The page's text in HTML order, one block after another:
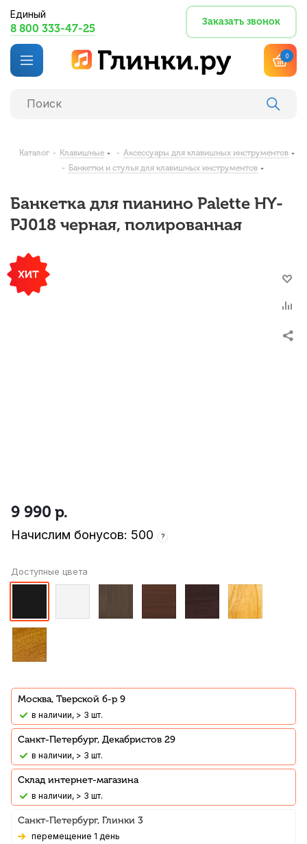
Единый
8 800 333-47-25
Заказать звонок
0
Каталог - Клавишные - Аксессуары для клавишных инструментов
- Банкетки и стулья для клавишных инструментов
Банкетка для пианино Palette HY-
PJ018 черная, полированная
9 990 р.
Начислим бонусов: 500 ?
Доступные цвета
Москва, Тверской б-р 9
В наличии, > 3 шт.
Санкт-Петербург, Декабристов 29
В наличии, > 3 шт.
Склад интернет-магазина
В наличии, > 3 шт.
Санкт-Петербург, Глинки 3
Перемещение 1 день